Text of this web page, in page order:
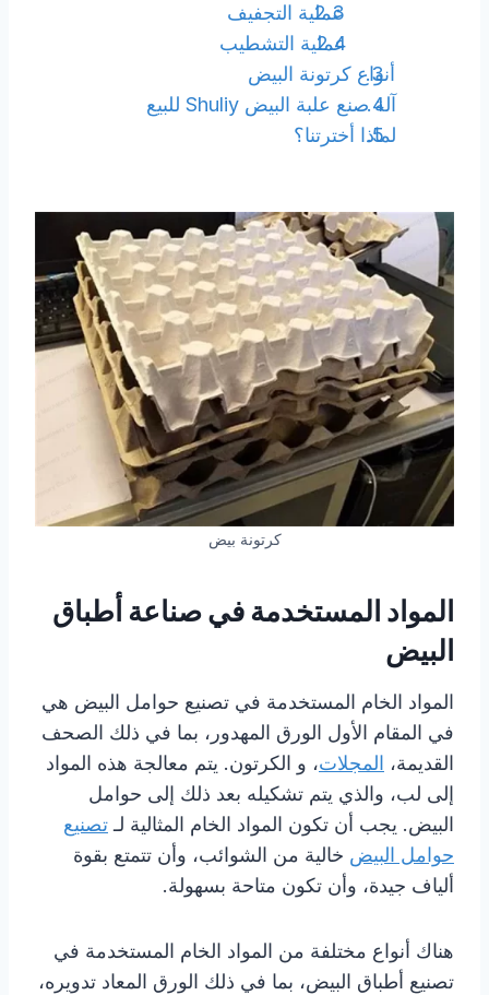
عملية التجفيف
عملية التشطيب
أنواع كرتونة البيض
آلة صنع علبة البيض Shuliy للبيع
لماذا أخترتنا؟
كرتونة بيض
المواد المستخدمة في صناعة أطباق
البيض
المواد الخام المستخدمة في تصنيع حوامل البيض هي
في المقام الأول الورق المهدور، بما في ذلك الصحف
القديمة، المجلات، و الكرتون. يتم معالجة هذه المواد
إلى لب، والذي يتم تشكيله بعد ذلك إلى حوامل
البيض. يجب أن تكون المواد الخام المثالية لـتصنيع
حوامل البيض خالية من الشوائب، وأن تتمتع بقوة
ألياف جيدة، وأن تكون متاحة بسهولة.
هناك أنواع مختلفة من المواد الخام المستخدمة في
تصنيع أطباق البيض، بما في ذلك الورق المعاد تدويره،